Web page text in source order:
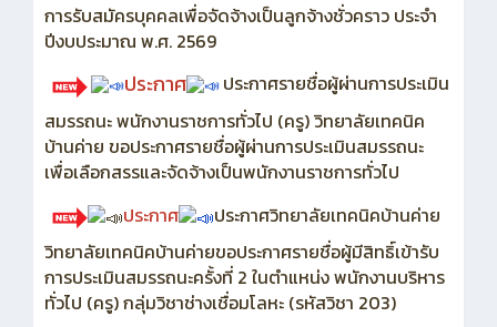
การรับสมัครบุคคลเพื่อจัดจ้างเป็นลูกจ้างชั่วคราว ประจำ
ปีงบประมาณ พ.ศ. 2569
ประกาศ
ประกาศรายชื่อผู้ผ่านการประเมิน
สมรรถนะ พนักงานราชการทั่วไป (ครู) วิทยาลัยเทคนิค
บ้านค่าย ขอประกาศรายชื่อผู้ผ่านการประเมินสมรรถนะ
เพื่อเลือกสรรและจัดจ้างเป็นพนักงานราชการทั่วไป
ประกาศ
ประกาศวิทยาลัยเทคนิคบ้านค่าย
วิทยาลัยเทคนิคบ้านค่ายขอประกาศรายชื่อผู้มีสิทธิ์เข้ารับ
การประเมินสมรรถนะครั้งที่ 2 ในตำแหน่ง พนักงานบริหาร
ทั่วไป (ครู) กลุ่มวิชาช่างเชื่อมโลหะ (รหัสวิชา 203)